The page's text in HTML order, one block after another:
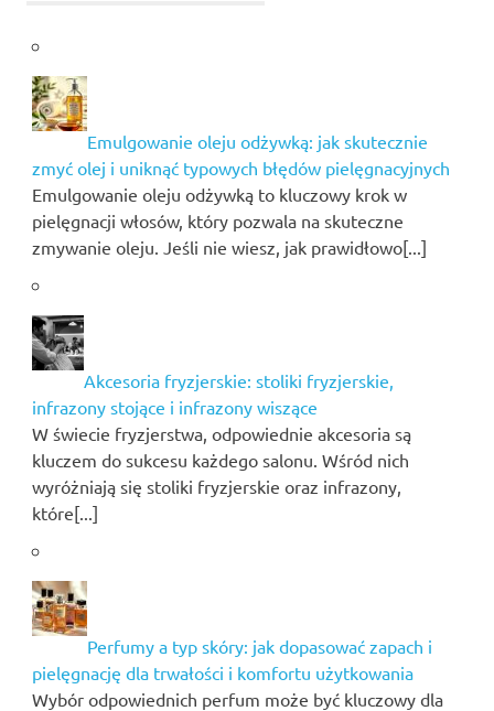
Emulgowanie oleju odżywką: jak skutecznie
zmyć olej i uniknąć typowych błędów pielęgnacyjnych
Emulgowanie oleju odżywką to kluczowy krok w
pielęgnacji włosów, który pozwala na skuteczne
zmywanie oleju. Jeśli nie wiesz, jak prawidłowo[...]
Akcesoria fryzjerskie: stoliki fryzjerskie,
infrazony stojące i infrazony wiszące
W świecie fryzjerstwa, odpowiednie akcesoria są
kluczem do sukcesu każdego salonu. Wśród nich
wyróżniają się stoliki fryzjerskie oraz infrazony,
które[...]
Perfumy a typ skóry: jak dopasować zapach i
pielęgnację dla trwałości i komfortu użytkowania
Wybór odpowiednich perfum może być kluczowy dla